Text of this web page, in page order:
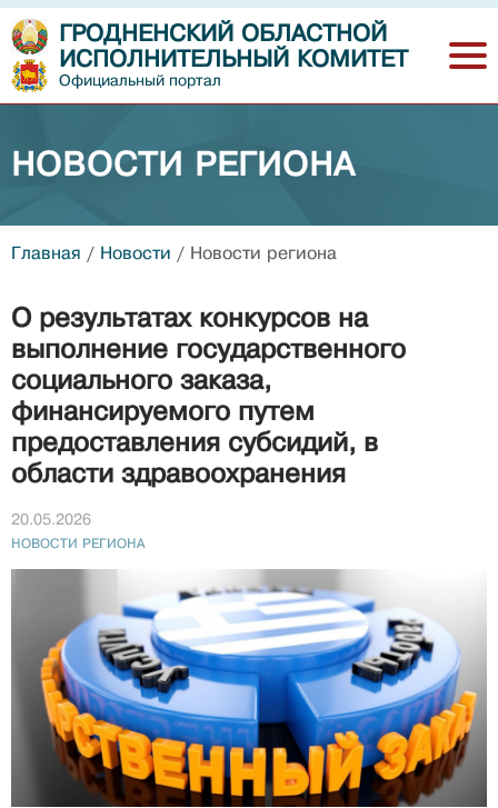
ГРОДНЕНСКИЙ ОБЛАСТНОЙ
ИСПОЛНИТЕЛЬНЫЙ КОМИТЕТ
Официальный портал
НОВОСТИ РЕГИОНА
Главная / Новости / Новости региона
О результатах конкурсов на
выполнение государственного
социального заказа,
финансируемого путем
предоставления субсидий, в
области здравоохранения
20.05.2026
НОВОСТИ РЕГИОНА